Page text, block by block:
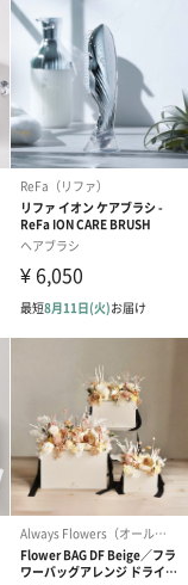
可能日が通常より
グリ
ブーケ（ピン
（1,650円）